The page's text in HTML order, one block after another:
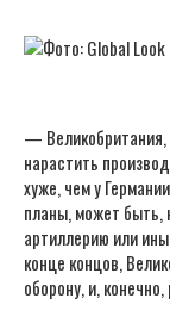
— Великобритания,
нарастить
хуже, чем у
планы, может быть,
артиллерию или
конце концов,
оборону, и,